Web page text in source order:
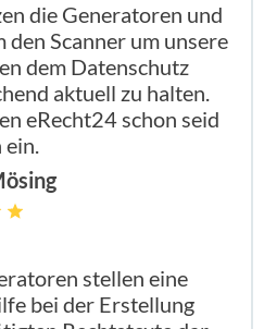
die Generatoren und
den Scanner um unsere
dem Datenschutz
aktuell zu halten.
eRecht24 schon seid
ein.
stellen eine
bei der Erstellung
enthalten enthalten
enthalten enthalten
enthalten